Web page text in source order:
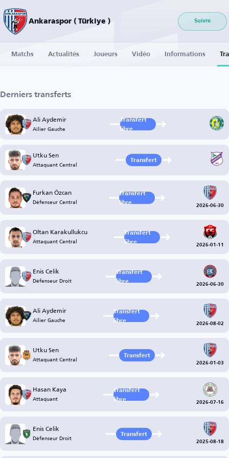
Ankaraspor ( Türkiye ) Suivre
Matchs Actualités Joueurs Vidéo Informations
Derniers transferts
Ali Aydemir
Ailier Gauche
Transfert
libre
Utku Sen
Attaquant Central Transfert
Furkan Özcan
Défenseur Central
Transfert
libre
2026-06-30
Oltan Karakullukcu
Attaquant Central
Transfert
libre
2026-01-11
Enis Celik
Défenseur Droit
Transfert
libre
2026-06-30
Ali Aydemir
Ailier Gauche
Transfert
libre
2026-08-02
Utku Sen
Attaquant Central Transfert
2026-01-03
Hasan Kaya
Attaquant
Transfert
libre
2026-07-16
Enis Celik
Défenseur Droit Transfert
2025-08-18